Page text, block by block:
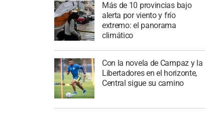
Más de 10 provincias bajo
alerta por viento y frío
extremo: el panorama
climático
Con la novela de Campaz y la
Libertadores en el horizonte,
Central sigue su camino